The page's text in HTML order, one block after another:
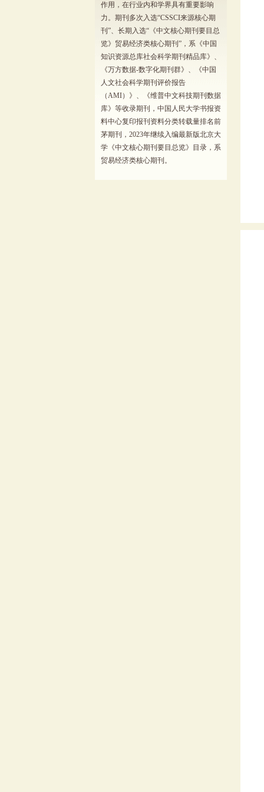
作用，在行业内和学界具有重要影响
力。期刊多次入选“CSSCI来源核心期
刊”、长期入选“《中文核心期刊要目总
览》贸易经济类核心期刊”，系《中国
知识资源总库社会科学期刊精品库》、
《万方数据-数字化期刊群》、《中国
人文社会科学期刊评价报告
（AMI）》、《维普中文科技期刊数据
库》等收录期刊，中国人民大学书报资
料中心复印报刊资料分类转载量排名前
茅期刊，2023年继续入编最新版北京大
学《中文核心期刊要目总览》目录，系
贸易经济类核心期刊。